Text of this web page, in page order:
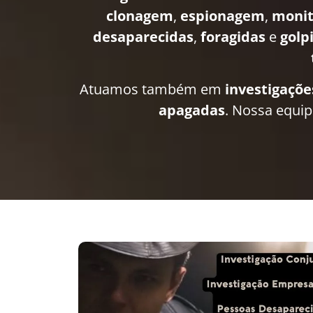
clonagem, espionagem,
desaparecidas, foragidas e
Atuamos também em
apagadas. Nossa